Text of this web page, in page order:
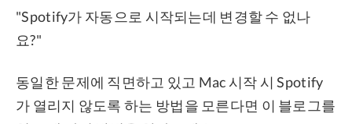
"Spotify가 자동으로 시작되는데 변경할 수 없나
요?"
동일한 문제에 직면하고 있고 Mac 시작 시 Spotify
가 열리지 않도록 하는 방법을 모른다면 이 블로그를